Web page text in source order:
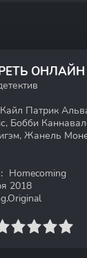
ОНЛАЙН
Патрик
Бобби
Жанель
Homecoming
2018